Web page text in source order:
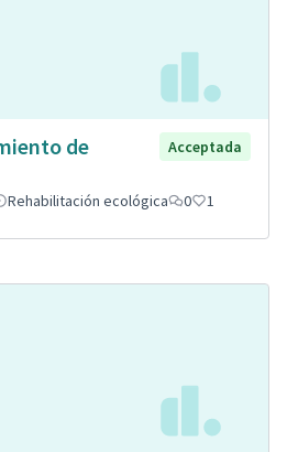
de
Acceptada
Rehabilitación ecológica 0 1